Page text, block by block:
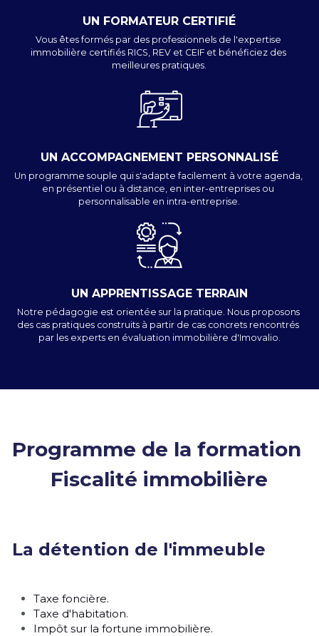
UN FORMATEUR CERTIFIÉ
Vous êtes formés par des professionnels de l'expertise
immobilière certifiés RICS, REV et CEIF et bénéficiez des
meilleures pratiques.
UN ACCOMPAGNEMENT PERSONNALISÉ
Un programme souple qui s'adapte facilement à votre agenda,
en présentiel ou à distance, en inter-entreprises ou
personnalisable en intra-entreprise.
UN APPRENTISSAGE TERRAIN
Notre pédagogie est orientée sur la pratique. Nous proposons
des cas pratiques construits à partir de cas concrets rencontrés
par les experts en évaluation immobilière d'Imovalio.
Programme de la formation
Fiscalité immobilière
La détention de l'immeuble
Taxe foncière.
Taxe d'habitation.
Impôt sur la fortune immobilière.